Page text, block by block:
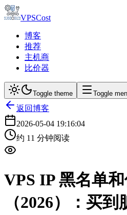
VPSCost
博客
推荐
主机商
比价器
Toggle theme Toggle
返回博客
2026-05-04 19:16:04
约 11 分钟阅读
VPS IP 黑名单
（2026）：买